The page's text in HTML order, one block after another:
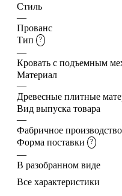
Стиль
—
Прованс
Тип
?
—
Кровать с подъемным
Материал
—
Древесные плитные
Вид выпуска товара
—
Фабричное производство
Форма поставки
?
—
В разобранном виде
Все характеристики